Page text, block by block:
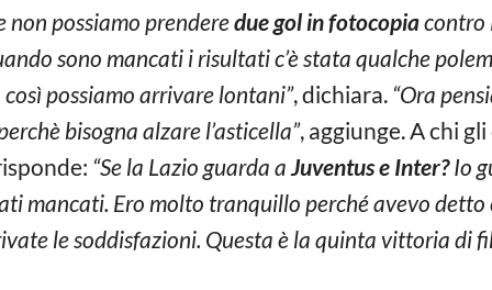
possiamo prenderedue gol in fotocopiacontro
sono mancati i risultati c’è stata qualche
possiamo arrivare lontani”, dichiara. “Ora
bisogna alzare l’asticella”, aggiunge. A chi
“Se la Lazio guarda a Juventus e Inter?Io
mancati. Ero molto tranquillo perché avevo
le soddisfazioni. Questa è la quinta vittoria di